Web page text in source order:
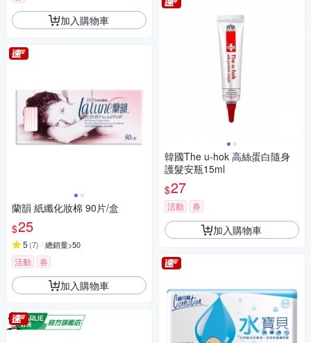
加入購物車
蘭韻 紙纖化妝棉 90片/盒
$25
5 (7) 總銷量>50
活動 券
加入購物車
韓國The u-hok 高絲蛋白隨身
護髮安瓶15ml
$27
活動 券
加入購物車